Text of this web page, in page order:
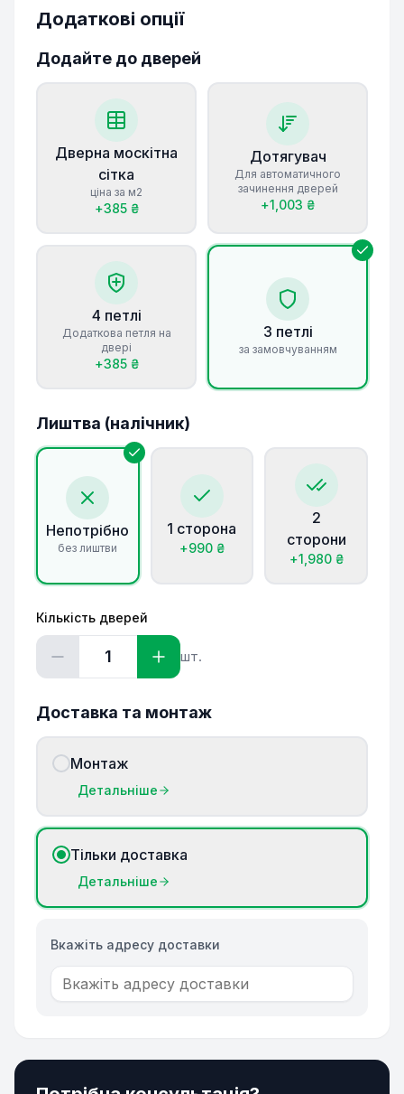
Додаткові опції
Додайте до дверей
Дверна москітна
сітка
ціна за м2
+385 ₴
Дотягувач
Для автоматичного
зачинення дверей
+1,003 ₴
4 петлі
Додаткова петля на
двері
+385 ₴
3 петлі
за замовчуванням
Лиштва (налічник)
Непотрібно
без лиштви
1 сторона
+990 ₴
2
сторони
+1,980 ₴
Кількість дверей
1 шт.
Доставка та монтаж
Монтаж
Детальніше
Тільки доставка
Детальніше
Вкажіть адресу доставки